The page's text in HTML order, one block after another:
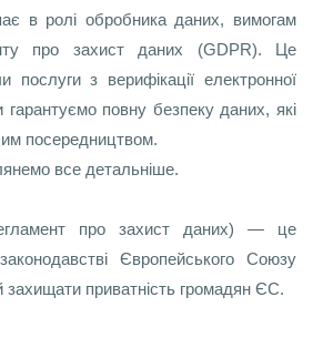
в ролі обробника даних, вимогам
про захист даних (GDPR). Це
з верифікації електронної
повну безпеку даних, які
посередництвом.
все детальніше.
про захист даних) — це
Європейського Союзу
приватність громадян ЄС.